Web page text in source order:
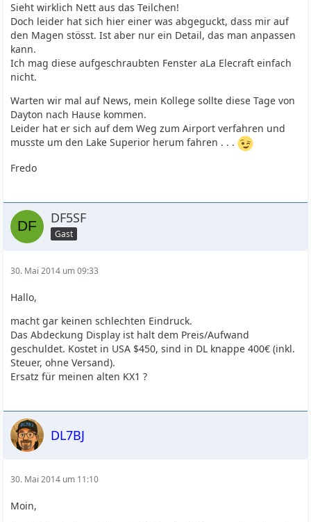
Sieht wirklich Nett aus das Teilchen!
Doch leider hat sich hier einer was abgeguckt, dass mir auf
den Magen stösst. Ist aber nur ein Detail, das man anpassen
kann.
Ich mag diese aufgeschraubten Fenster aLa Elecraft einfach
nicht.
Warten wir mal auf News, mein Kollege sollte diese Tage von
Dayton nach Hause kommen.
Leider hat er sich auf dem Weg zum Airport verfahren und
musste um den Lake Superior herum fahren . . .
Fredo
DF5SF
Gast
30. Mai 2014 um 09:33
Hallo,
macht gar keinen schlechten Eindruck.
Das Abdeckung Display ist halt dem Preis/Aufwand
geschuldet. Kostet in USA $450, sind in DL knappe 400€ (inkl.
Steuer, ohne Versand).
Ersatz für meinen alten KX1 ?
DL7BJ
30. Mai 2014 um 11:10
Moin,